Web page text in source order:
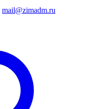
mail@zimadm.ru